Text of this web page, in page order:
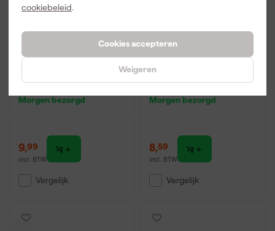
cookiebeleid.
Cookies accepteren
Weigeren
Multizaag MB77
Universeel - Bimetaal -
42mm
Morgen bezorgd
9,99
incl. BTW
Vergelijk
Multizaag MB83
Multitool zaagblad -
Japanse vertanding -
50mm
Morgen bezorgd
8,59
incl. BTW
Vergelijk